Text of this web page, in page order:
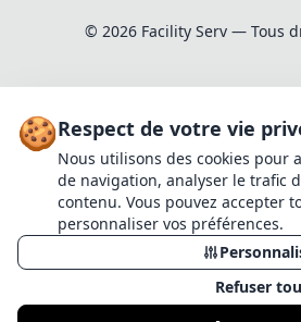
Pain Forgeron 350g - Farine de blé
de lin et tournesol (GREGOIRE)
Variante
Pain Forgeron 350g - Farine
sègle, graines de lin et
Quantité :1
© 2026 Facility Serv — Tous
🍪Respect de votre vie
Nous utilisons des cookies pour
de navigation, analyser le trafic
contenu. Vous pouvez accepter
personnaliser vos préférences.
Refuser
Annuler
Continuer
Voir le